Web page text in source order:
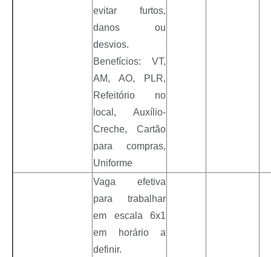
evitar furtos,
danos ou
desvios.
Benefícios: VT,
AM, AO, PLR,
Refeitório no
local, Auxílio-
Creche, Cartão
para compras,
Uniforme
Vaga efetiva
para trabalhar
em escala 6x1
em horário a
definir.